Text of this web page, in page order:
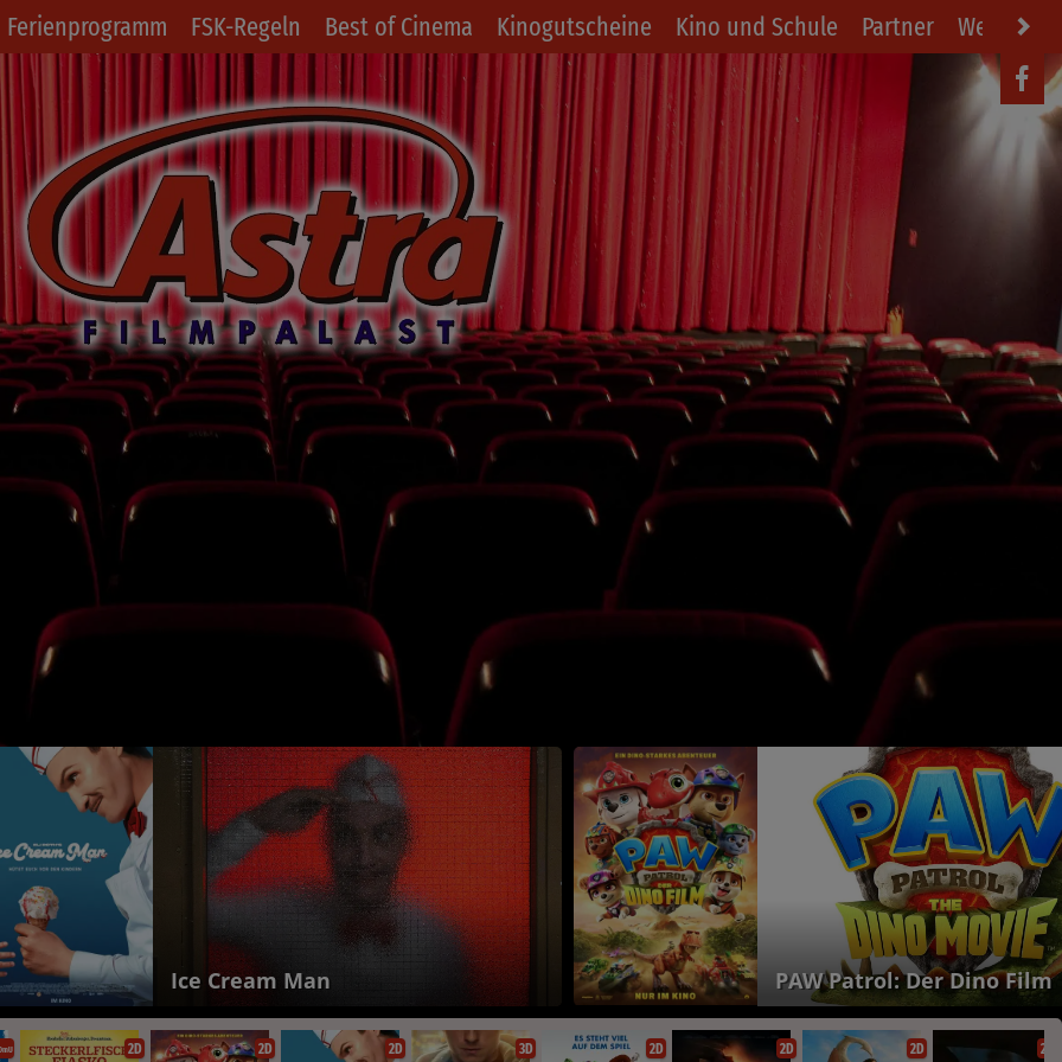
Ferienprogramm FSK-Regeln Best of Cinema Kinogutscheine Kino und Schule Partner Werbung
Ice Cream Man PAW Patrol: Der Dino Film
2D 2D 2D
3D
2D 2D 2D 2D